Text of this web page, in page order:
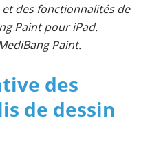
des fonctionnalités de
Paint pour iPad.
Paint.
des
de dessin